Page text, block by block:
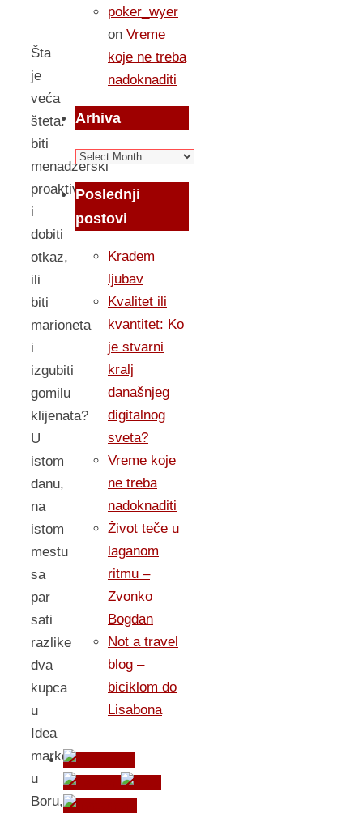
Šta
je
veća
šteta:
biti
menadzerski
proaktivan
i
dobiti
otkaz,
ili
biti
marioneta
i
izgubiti
gomilu
klijenata?
U
istom
danu,
na
istom
mestu
sa
par
sati
razlike
dva
kupca
u
Idea
marketu
u
Boru,
poker_wyer
on Vreme
koje ne treba
nadoknaditi
Arhiva
Arhiva
Poslednji
postovi
Kradem
ljubav
Kvalitet ili
kvantitet: Ko
je stvarni
kralj
današnjeg
digitalnog
sveta?
Vreme koje
ne treba
nadoknaditi
Život teče u
laganom
ritmu –
Zvonko
Bogdan
Not a travel
blog –
biciklom do
Lisabona